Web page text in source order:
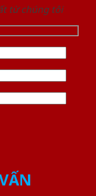
từ chúng tôi